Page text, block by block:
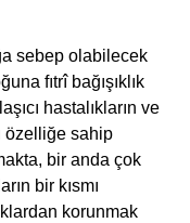
sebep olabilecek
fıtrî bağışıklık
hastalıkların ve
özelliğe sahip
bir anda çok
bir kısmı
korunmak